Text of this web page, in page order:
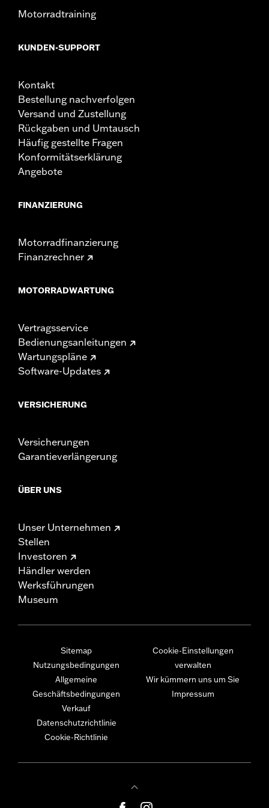
Motorradtraining
KUNDEN-SUPPORT
Kontakt
Bestellung nachverfolgen
Versand und Zustellung
Rückgaben und Umtausch
Häufig gestellte Fragen
Konformitätserklärung
Angebote
FINANZIERUNG
Motorradfinanzierung
Finanzrechner
MOTORRADWARTUNG
Vertragsservice
Bedienungsanleitungen
Wartungspläne
Software-Updates
VERSICHERUNG
Versicherungen
Garantieverlängerung
ÜBER UNS
Unser Unternehmen
Stellen
Investoren
Händler werden
Werksführungen
Museum
Sitemap
Nutzungsbedingungen
Allgemeine
Geschäftsbedingungen
Verkauf
Datenschutzrichtlinie
Cookie-Richtlinie
Cookie-Einstellungen
verwalten
Wir kümmern uns um Sie
Impressum